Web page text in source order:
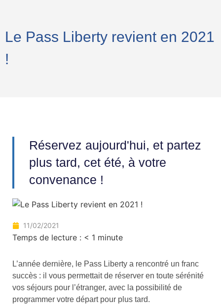
Le Pass Liberty revient en 2021
!
Réservez aujourd'hui, et partez
plus tard, cet été, à votre
convenance !
11/02/2021
Temps de lecture : < 1 minute
L’année dernière, le Pass Liberty a rencontré un franc
succès : il vous permettait de réserver en toute sérénité
vos séjours pour l’étranger, avec la possibilité de
programmer votre départ pour plus tard.